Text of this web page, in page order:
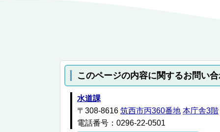
このページの内容に関するお問い
水道課
〒308-8616 筑西市丙360番地 本庁舎3階
電話番号：0296-22-0501